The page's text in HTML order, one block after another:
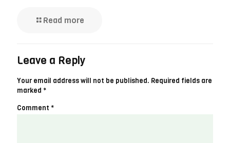
Read more
Leave a Reply
Your email address will not be published. Required fields are
marked *
Comment *